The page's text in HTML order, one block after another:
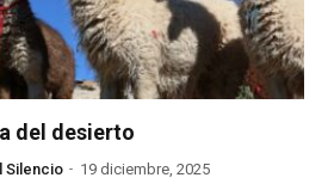
del desierto
Silencio 19 diciembre, 2025